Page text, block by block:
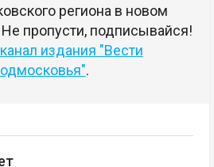
региона в новом
пропусти, подписывайся!
издания "Вести
.